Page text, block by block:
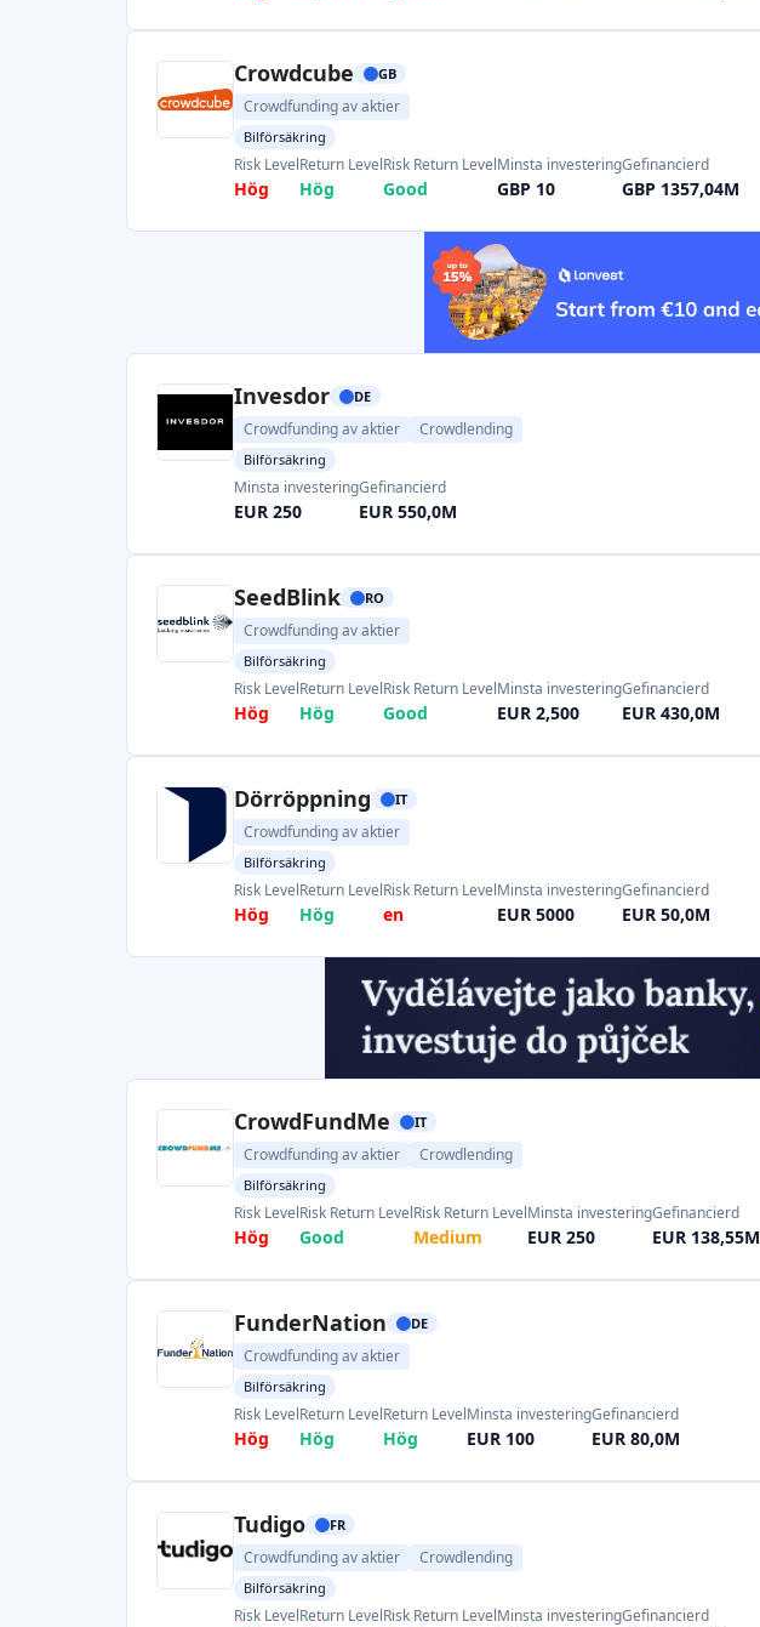
Crowdcube GB
Crowdfunding av aktier
Bilförsäkring
Risk Level
Hög
Return Level
Hög
Risk Return Level
Good
Minsta investering
GBP 10
Gefinancierd
GBP 1357,04M
Invesdor DE
Crowdfunding av aktier Crowdlending
Bilförsäkring
Minsta investering
EUR 250
Gefinancierd
EUR 550,0M
SeedBlink RO
Crowdfunding av aktier
Bilförsäkring
Risk Level
Hög
Return Level
Hög
Risk Return Level
Good
Minsta investering
EUR 2,500
Gefinancierd
EUR 430,0M
Dörröppning IT
Crowdfunding av aktier
Bilförsäkring
Risk Level
Hög
Return Level
Hög
Risk Return Level
en
Minsta investering
EUR 5000
Gefinancierd
EUR 50,0M
CrowdFundMe IT
Crowdfunding av aktier Crowdlending
Bilförsäkring
Risk Level
Hög
Risk Return Level
Good
Risk Return Level
Medium
Minsta investering
EUR 250
Gefinancierd
EUR 138,55M
FunderNation DE
Crowdfunding av aktier
Bilförsäkring
Risk Level
Hög
Return Level
Hög
Return Level
Hög
Minsta investering
EUR 100
Gefinancierd
EUR 80,0M
Tudigo FR
Crowdfunding av aktier Crowdlending
Bilförsäkring
Risk LevelReturn LevelRisk Return LevelMinsta investeringGefinancierd